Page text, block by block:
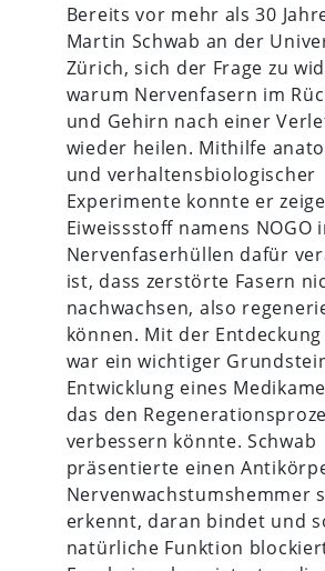
Bereits vor mehr als 30
Martin Schwab an der
Zürich, sich der Frage zu
warum Nervenfasern im
und Gehirn nach einer
wieder heilen. Mithilfe
und verhaltensbiologischer
Experimente konnte er
Eiweissstoff namens NOGO
Nervenfaserhüllen dafür
ist, dass zerstörte Fasern
nachwachsen, also
können. Mit der Entdeckung
war ein wichtiger
Entwicklung eines
das den
verbessern könnte. Schwab
präsentierte einen
Nervenwachstumshemmer
erkennt, daran bindet und
natürliche Funktion